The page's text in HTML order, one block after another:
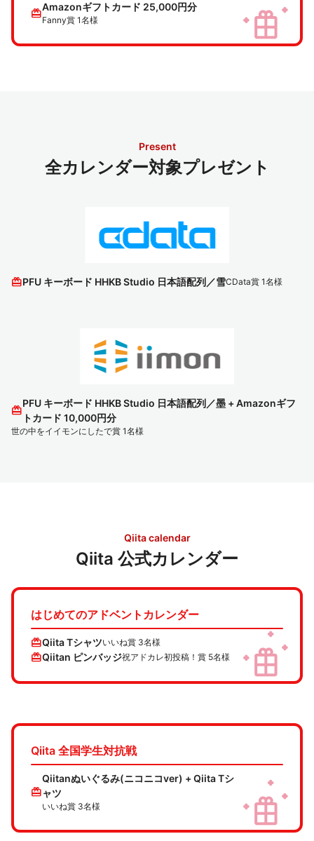
redeemAmazonギフトカード 25,000円分
Fanny賞 1名様
Present
全カレンダー対象プレゼント
redeemPFU キーボード HHKB Studio 日本語配列／雪CData賞 1名様
redeem
PFU キーボード HHKB Studio 日本語配列／墨 + Amazonギフ
トカード 10,000円分
世の中をイイモンにしたで賞 1名様
Qiita calendar
Qiita 公式カレンダー
はじめてのアドベントカレンダー
redeemQiita Tシャツいいね賞 3名様
redeemQiitan ピンバッジ祝アドカレ初投稿！賞 5名様
Qiita 全国学生対抗戦
redeem
Qiitanぬいぐるみ(ニコニコver) + Qiita Tシ
ャツ
いいね賞 3名様